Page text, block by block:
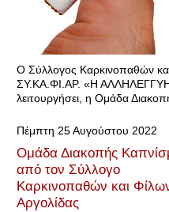
Ο Σύλλογος Καρκινοπαθών
ΣΥ.ΚΑ.ΦΙ.ΑΡ. «Η ΑΛΛΗΛΕΓΓΥΗ»
λειτουργήσει, η Ομάδα
Πέμπτη 25 Αυγούστου 2022
Ομάδα Διακοπής
από τον Σύλλογο
Καρκινοπαθών και
Αργολίδας